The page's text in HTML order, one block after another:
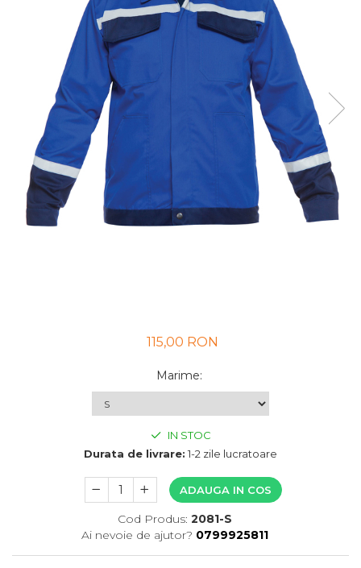
UNICA FOLOSINTA
115,00 RON
Marime:
IN STOC
Durata de livrare: 1-2 zile lucratoare
ADAUGA IN COS
Cod Produs: 2081-S
Ai nevoie de ajutor? 0799925811